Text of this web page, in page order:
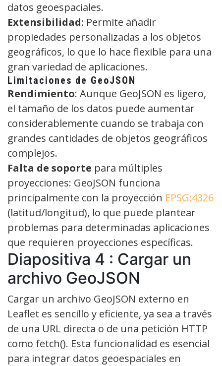
datos geoespaciales.
Extensibilidad: Permite añadir
propiedades personalizadas a los objetos
geográficos, lo que lo hace flexible para una
gran variedad de aplicaciones.
Limitaciones de GeoJSON
Rendimiento: Aunque GeoJSON es ligero,
el tamaño de los datos puede aumentar
considerablemente cuando se trabaja con
grandes cantidades de objetos geográficos
complejos.
Falta de soporte para múltiples
proyecciones: GeoJSON funciona
principalmente con la proyección EPSG:4326
(latitud/longitud), lo que puede plantear
problemas para determinadas aplicaciones
que requieren proyecciones específicas.
Diapositiva 4 : Cargar un
archivo GeoJSON
Cargar un archivo GeoJSON externo en
Leaflet es sencillo y eficiente, ya sea a través
de una URL directa o de una petición HTTP
como fetch(). Esta funcionalidad es esencial
para integrar datos geoespaciales en